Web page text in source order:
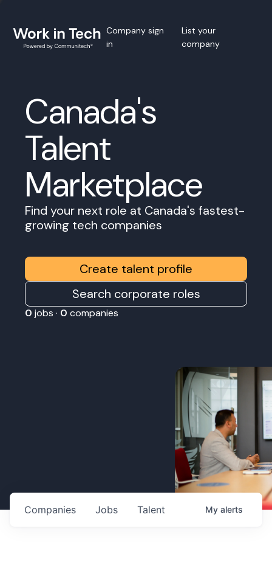
Company sign
in
List your
company
Canada's
Talent
Marketplace
Find your next role at Canada's fastest-
growing tech companies
Create talent profile
Search corporate roles
0 jobs · 0 companies
Jobs
Companies Talent My alerts